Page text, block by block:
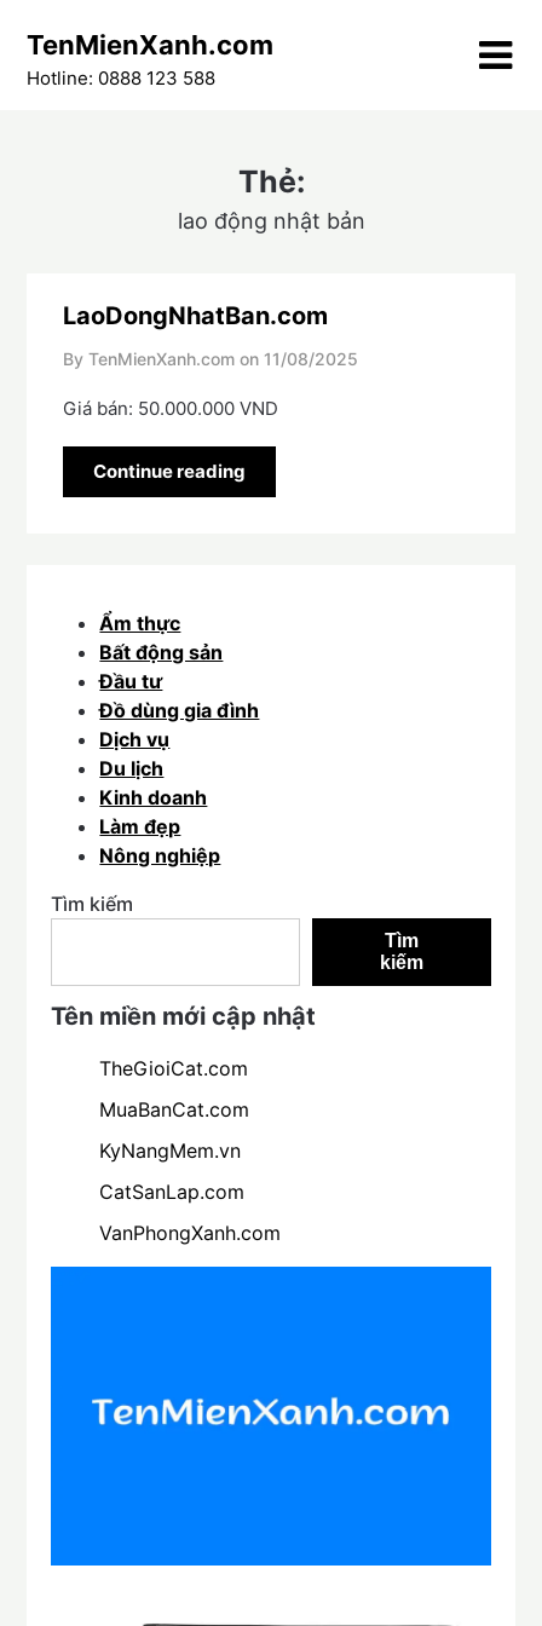
content
TenMienXanh.com
Hotline: 0888 123 588
Thẻ:
lao động nhật bản
LaoDongNhatBan.com
By TenMienXanh.com on 11/08/2025
Giá bán: 50.000.000 VND
Continue reading
Ẩm thực
Bất động sản
Đầu tư
Đồ dùng gia đình
Dịch vụ
Du lịch
Kinh doanh
Làm đẹp
Nông nghiệp
Tìm kiếm
Tìm
kiếm
Tên miền mới cập nhật
TheGioiCat.com
MuaBanCat.com
KyNangMem.vn
CatSanLap.com
VanPhongXanh.com